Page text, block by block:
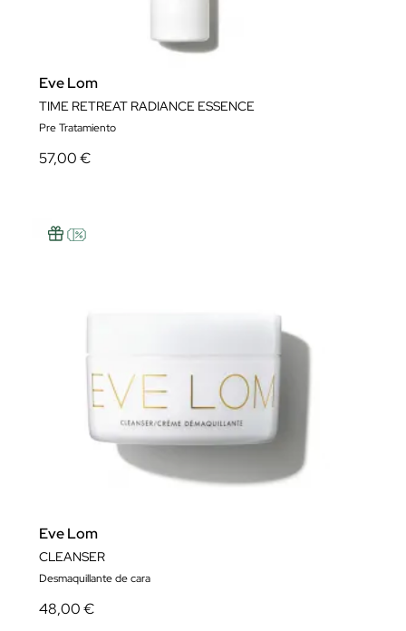
Eve Lom
TIME RETREAT RADIANCE ESSENCE
Pre Tratamiento
57,00 €
Eve Lom
CLEANSER
Desmaquillante de cara
48,00 €